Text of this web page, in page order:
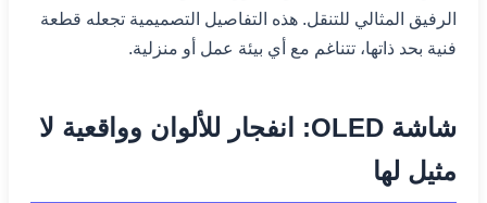
الرفيق المثالي للتنقل. هذه التفاصيل التصميمية تجعله قطعة
فنية بحد ذاتها، تتناغم مع أي بيئة عمل أو منزلية.
شاشة OLED: انفجار للألوان وواقعية لا
مثيل لها